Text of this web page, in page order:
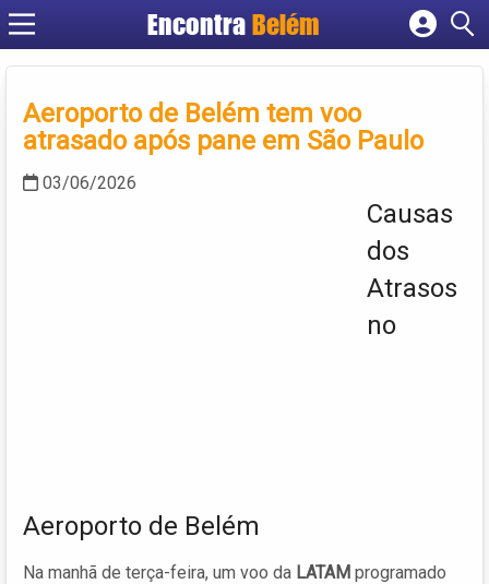
EncontraBelém
Cadastrar empresa
Criar conta
Aeroporto de Belém tem voo
atrasado após pane em São Paulo
03/06/2026
Causas
dos
Atrasos
no
Aeroporto de Belém
Na manhã de terça-feira, um voo da LATAM programado